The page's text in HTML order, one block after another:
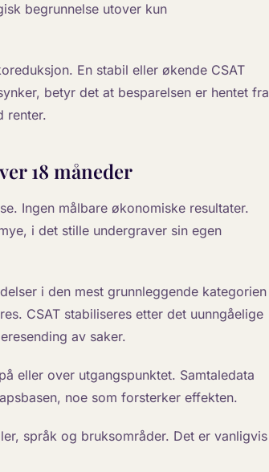
begrunnelse utover kun
En stabil eller økende CSAT
betyr det at besparelsen er hentet fra
renter.
18 måneder
Ingen målbare økonomiske resultater.
i det stille undergraver sin egen
i den mest grunnleggende kategorien
CSAT stabiliseres etter det uunngåelige
av saker.
eller over utgangspunktet. Samtaledata
noe som forsterker effekten.
språk og bruksområder. Det er vanligvis